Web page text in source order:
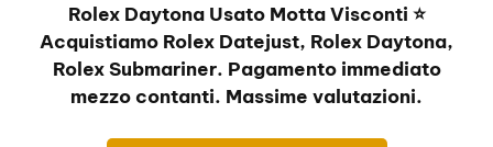
Rolex Daytona Usato Motta Visconti ⭐
Acquistiamo Rolex Datejust, Rolex Daytona,
Rolex Submariner. Pagamento immediato
mezzo contanti. Massime valutazioni.